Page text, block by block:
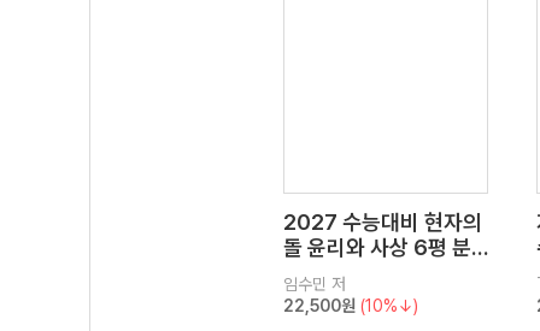
2027 수능대비 현자의
돌 윤리와 사상 6평 분
석서&EBS 수능완성 연
계 N제
임수민 저
22,500원 (10%↓)